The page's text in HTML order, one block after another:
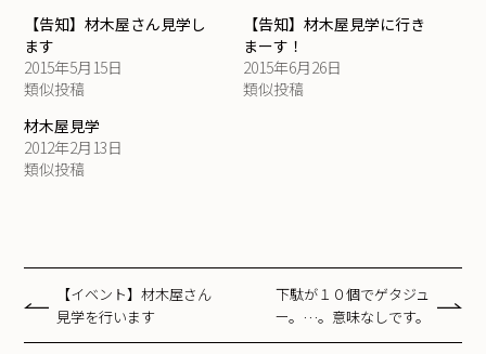
【告知】材木屋さん見学し
ます
2015年5月15日
類似投稿
【告知】材木屋見学に行き
まーす！
2015年6月26日
類似投稿
材木屋見学
2012年2月13日
類似投稿
【イベント】材木屋さん
見学を行います
下駄が１０個でゲタジュ
ー。…。意味なしです。